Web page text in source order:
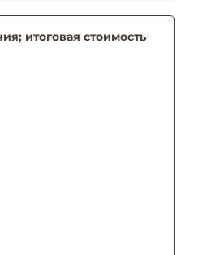
итоговая стоимость